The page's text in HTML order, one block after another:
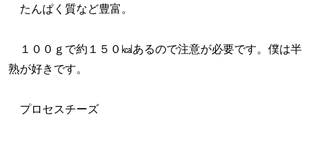
たんぱく質など豊富。
１００ｇで約１５０㎉あるので注意が必要です。僕は半
熟が好きです。
プロセスチーズ